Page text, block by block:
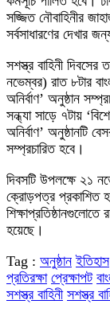
সজ্জিত নৌবাহিনীর
সর্বসাধারণের দেখার
সশস্ত্র বাহিনী দিবসের
নভেম্বর) রাত ৮টার
অনির্বাণ’ অনুষ্ঠান
সন্ধ্যা সাড়ে ৭টায়
অনির্বাণ’ অনুষ্ঠানটি
সম্প্রচারিত হবে।
দিবসটি উপলক্ষে ২১
ক্রোড়পত্র প্রকাশিত
হয়েছে।
Tag : অনুষ্ঠান ইতিহাস
প্রতিরক্ষা প্রেক্ষাপট
সশস্ত্র বাহিনী সশস্ত্র